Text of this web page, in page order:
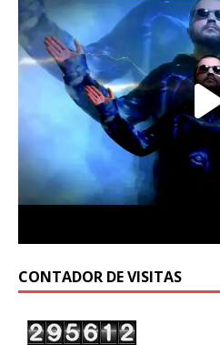
CONTADOR DE VISITAS